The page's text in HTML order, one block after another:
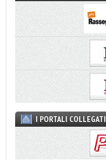
I PORTALI COLLEGATI